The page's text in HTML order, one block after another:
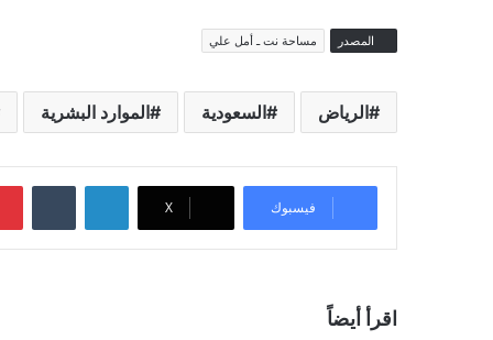
المصدر مساحة نت ـ أمل علي
الرياض السعودية الموارد البشرية
فيسبوك ‫X
لينكدإن
اقرأ أيضاً